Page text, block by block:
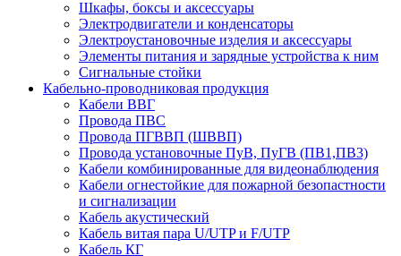
Шкафы, боксы и аксессуары
Электродвигатели и конденсаторы
Электроустановочные изделия и аксессуары
Элементы питания и зарядные устройства к ним
Сигнальные стойки
Кабельно-проводниковая продукция
Кабели ВВГ
Провода ПВС
Провода ПГВВП (ШВВП)
Провода установочные ПуВ, ПуГВ (ПВ1,ПВ3)
Кабели комбинированные для видеонаблюдения
Кабели огнестойкие для пожарной безопастности
и сигнализации
Кабель акустический
Кабель витая пара U/UTP и F/UTP
Кабель КГ